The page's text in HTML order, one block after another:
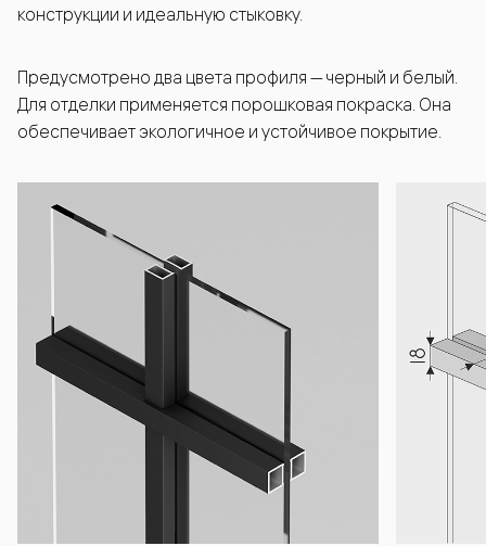
конструкции и идеальную стыковку.
Предусмотрено два цвета профиля — черный и белый.
Для отделки применяется порошковая покраска. Она
обеспечивает экологичное и устойчивое покрытие.